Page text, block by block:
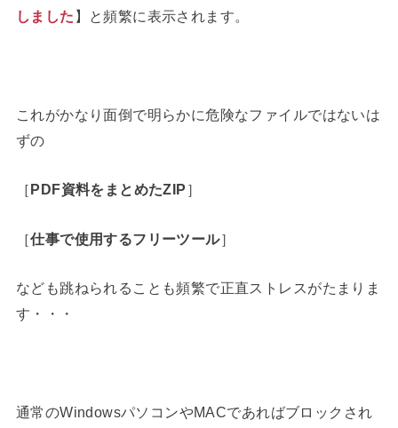
しました 】と頻繁に表示されます。
これがかなり面倒で明らかに危険なファイルではないは
ずの
［ PDF資料をまとめたZIP ］
［仕事で使用するフリーツール］
なども跳ねられることも頻繁で正直ストレスがたまりま
す・・・
通常のWindowsパソコンやMACであればブロックされ